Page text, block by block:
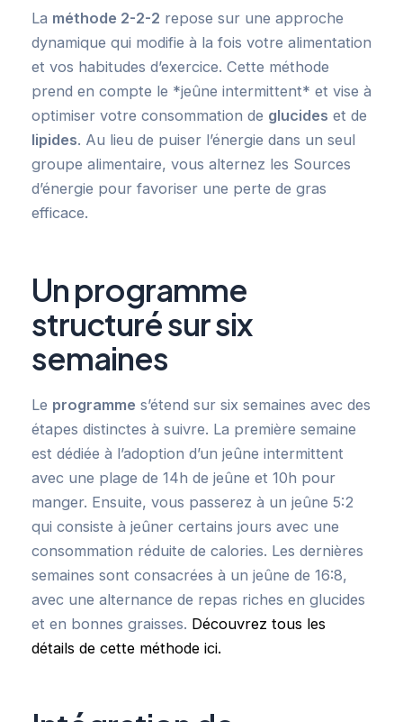
La méthode 2-2-2 repose sur une approche
dynamique qui modifie à la fois votre alimentation
et vos habitudes d’exercice. Cette méthode
prend en compte le *jeûne intermittent* et vise à
optimiser votre consommation de glucides et de
lipides. Au lieu de puiser l’énergie dans un seul
groupe alimentaire, vous alternez les Sources
d’énergie pour favoriser une perte de gras
efficace.
Un programme
structuré sur six
semaines
Le programme s’étend sur six semaines avec des
étapes distinctes à suivre. La première semaine
est dédiée à l’adoption d’un jeûne intermittent
avec une plage de 14h de jeûne et 10h pour
manger. Ensuite, vous passerez à un jeûne 5:2
qui consiste à jeûner certains jours avec une
consommation réduite de calories. Les dernières
semaines sont consacrées à un jeûne de 16:8,
avec une alternance de repas riches en glucides
et en bonnes graisses. Découvrez tous les
détails de cette méthode ici.